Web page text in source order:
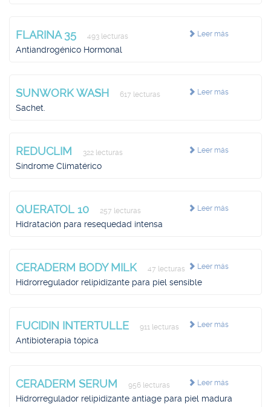
Leer más
FLARINA 35 493 lecturas
Antiandrogénico Hormonal
Leer más
SUNWORK WASH 617 lecturas
Sachet.
Leer más
REDUCLIM 322 lecturas
Síndrome Climatérico
Leer más
QUERATOL 10 257 lecturas
Hidratación para resequedad intensa
Leer más
CERADERM BODY MILK 47 lecturas
Hidrorregulador relipidizante para piel sensible
Leer más
FUCIDIN INTERTULLE 911 lecturas
Antibioterapia tópica
Leer más
CERADERM SERUM 956 lecturas
Hidrorregulador relipidizante antiage para piel madura